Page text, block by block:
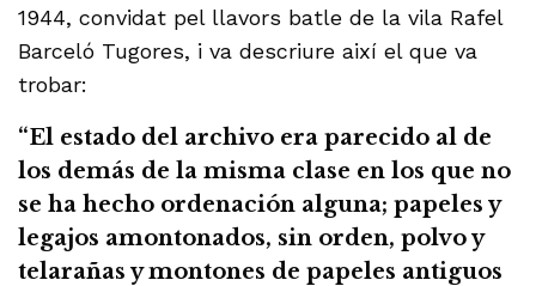
1944, convidat pel llavors batle de la vila Rafel
Barceló Tugores, i va descriure així el que va
trobar:
“El estado del archivo era parecido al de
los demás de la misma clase en los que no
se ha hecho ordenación alguna; papeles y
legajos amontonados, sin orden, polvo y
telarañas y montones de papeles antiguos